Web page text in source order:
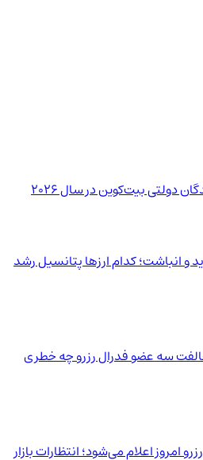
دولتی بیت‌کوین در سال 2026
و انباشت؛ کدام ارزها پتانسیل رشد
سه عضو فدرال رزرو چه خطری
اعلام می‌شود؛ انتظارات بازار